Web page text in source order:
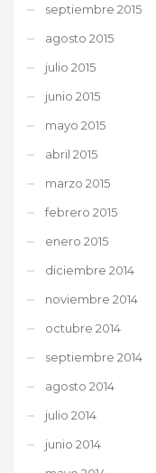
septiembre 2015
agosto 2015
julio 2015
junio 2015
mayo 2015
abril 2015
marzo 2015
febrero 2015
enero 2015
diciembre 2014
noviembre 2014
octubre 2014
septiembre 2014
agosto 2014
julio 2014
junio 2014